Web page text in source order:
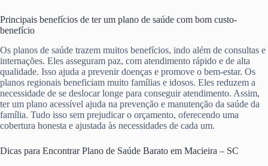
Principais benefícios de ter um plano de saúde com bom custo-
benefício
Os planos de saúde trazem muitos benefícios, indo além de consultas e
internações. Eles asseguram paz, com atendimento rápido e de alta
qualidade. Isso ajuda a prevenir doenças e promove o bem-estar. Os
planos regionais beneficiam muito famílias e idosos. Eles reduzem a
necessidade de se deslocar longe para conseguir atendimento. Assim,
ter um plano acessível ajuda na prevenção e manutenção da saúde da
família. Tudo isso sem prejudicar o orçamento, oferecendo uma
cobertura honesta e ajustada às necessidades de cada um.
Dicas para Encontrar Plano de Saúde Barato em Macieira – SC